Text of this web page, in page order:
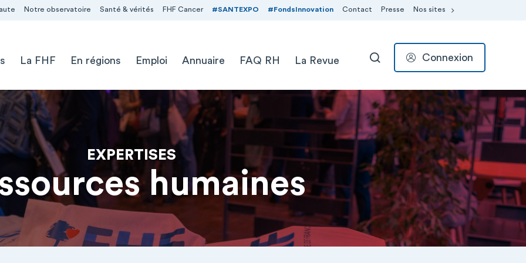
Notre observatoire Santé & vérités FHF Cancer #SANTEXPO #FondsInnovation Contact Presse Nos sites
La FHF En régions Emploi Annuaire FAQ RH La Revue RECHERCHER
Connexion
EXPERTISES
humaines